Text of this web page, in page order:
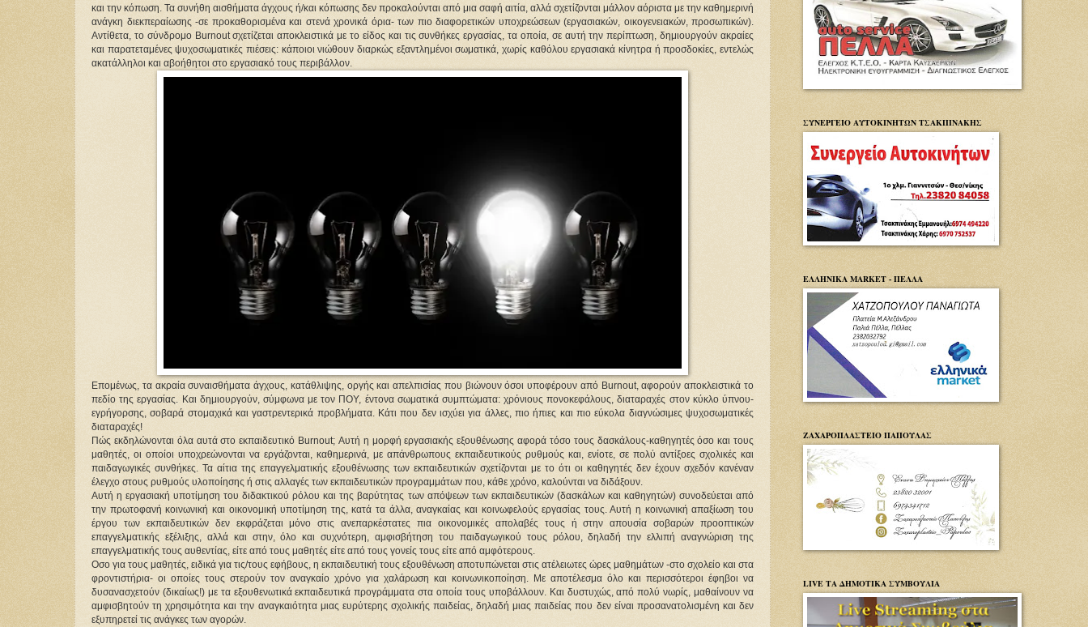
και την κόπωση. Τα συνήθη αισθήματα άγχους ή/και κόπωσης δεν προκαλούνται από μια σαφή αιτία, αλλά σχετίζονται μάλλον αόριστα με την καθημερινή
ανάγκη διεκπεραίωσης -σε προκαθορισμένα και στενά χρονικά όρια- των πιο διαφορετικών υποχρεώσεων (εργασιακών, οικογενειακών, προσωπικών).
Αντίθετα, το σύνδρομο Burnout σχετίζεται αποκλειστικά με το είδος και τις συνθήκες εργασίας, τα οποία, σε αυτή την περίπτωση, δημιουργούν ακραίες
και παρατεταμένες ψυχοσωματικές πιέσεις: κάποιοι νιώθουν διαρκώς εξαντλημένοι σωματικά, χωρίς καθόλου εργασιακά κίνητρα ή προσδοκίες, εντελώς
ακατάλληλοι και αβοήθητοι στο εργασιακό τους περιβάλλον.
Επομένως, τα ακραία συναισθήματα άγχους, κατάθλιψης, οργής και απελπισίας που βιώνουν όσοι υποφέρουν από Burnout, αφορούν αποκλειστικά το
πεδίο της εργασίας. Και δημιουργούν, σύμφωνα με τον ΠΟΥ, έντονα σωματικά συμπτώματα: χρόνιους πονοκεφάλους, διαταραχές στον κύκλο ύπνου-
εγρήγορσης, σοβαρά στομαχικά και γαστρεντερικά προβλήματα. Κάτι που δεν ισχύει για άλλες, πιο ήπιες και πιο εύκολα διαγνώσιμες ψυχοσωματικές
διαταραχές!
Πώς εκδηλώνονται όλα αυτά στο εκπαιδευτικό Burnout; Αυτή η μορφή εργασιακής εξουθένωσης αφορά τόσο τους δασκάλους-καθηγητές όσο και τους
μαθητές, οι οποίοι υποχρεώνονται να εργάζονται, καθημερινά, με απάνθρωπους εκπαιδευτικούς ρυθμούς και, ενίοτε, σε πολύ αντίξοες σχολικές και
παιδαγωγικές συνθήκες. Τα αίτια της επαγγελματικής εξουθένωσης των εκπαιδευτικών σχετίζονται με το ότι οι καθηγητές δεν έχουν σχεδόν κανέναν
έλεγχο στους ρυθμούς υλοποίησης ή στις αλλαγές των εκπαιδευτικών προγραμμάτων που, κάθε χρόνο, καλούνται να διδάξουν.
Αυτή η εργασιακή υποτίμηση του διδακτικού ρόλου και της βαρύτητας των απόψεων των εκπαιδευτικών (δασκάλων και καθηγητών) συνοδεύεται από
την πρωτοφανή κοινωνική και οικονομική υποτίμηση της, κατά τα άλλα, αναγκαίας και κοινωφελούς εργασίας τους. Αυτή η κοινωνική απαξίωση του
έργου των εκπαιδευτικών δεν εκφράζεται μόνο στις ανεπαρκέστατες πια οικονομικές απολαβές τους ή στην απουσία σοβαρών προοπτικών
επαγγελματικής εξέλιξης, αλλά και στην, όλο και συχνότερη, αμφισβήτηση του παιδαγωγικού τους ρόλου, δηλαδή την ελλιπή αναγνώριση της
επαγγελματικής τους αυθεντίας, είτε από τους μαθητές είτε από τους γονείς τους είτε από αμφότερους.
Οσο για τους μαθητές, ειδικά για τις/τους εφήβους, η εκπαιδευτική τους εξουθένωση αποτυπώνεται στις ατέλειωτες ώρες μαθημάτων -στο σχολείο και στα
φροντιστήρια- οι οποίες τους στερούν τον αναγκαίο χρόνο για χαλάρωση και κοινωνικοποίηση. Με αποτέλεσμα όλο και περισσότεροι έφηβοι να
δυσανασχετούν (δικαίως!) με τα εξουθενωτικά εκπαιδευτικά προγράμματα στα οποία τους υποβάλλουν. Και δυστυχώς, από πολύ νωρίς, μαθαίνουν να
αμφισβητούν τη χρησιμότητα και την αναγκαιότητα μιας ευρύτερης σχολικής παιδείας, δηλαδή μιας παιδείας που δεν είναι προσανατολισμένη και δεν
εξυπηρετεί τις ανάγκες των αγορών.
ΣΥΝΕΡΓΕΙΟ ΑΥΤΟΚΙΝΗΤΩΝ ΤΣΑΚΠΙΝΑΚΗΣ
ΕΛΛΗΝΙΚΑ MARKET - ΠΕΛΛΑ
ΖΑΧΑΡΟΠΛΑΣΤΕΙΟ ΠΑΠΟΥΛΑΣ
LIVE ΤΑ ΔΗΜΟΤΙΚΑ ΣΥΜΒΟΥΛΙΑ